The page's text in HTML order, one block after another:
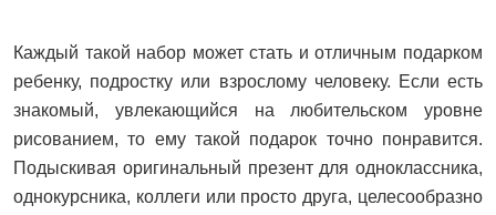
Каждый такой набор может стать и отличным подарком
ребенку, подростку или взрослому человеку. Если есть
знакомый, увлекающийся на любительском уровне
рисованием, то ему такой подарок точно понравится.
Подыскивая оригинальный презент для одноклассника,
однокурсника, коллеги или просто друга, целесообразно